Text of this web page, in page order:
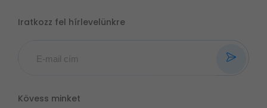
Iratkozz fel hírlevelünkre
Kövess minket